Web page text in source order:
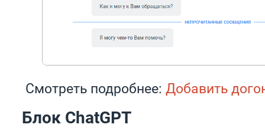
Смотреть подробнее: Добавить
Блок ChatGPT